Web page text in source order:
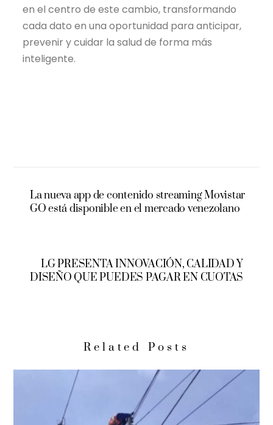
en el centro de este cambio, transformando
cada dato en una oportunidad para anticipar,
prevenir y cuidar la salud de forma más
inteligente.
La nueva app de contenido streaming Movistar
GO está disponible en el mercado venezolano
LG PRESENTA INNOVACIÓN, CALIDAD Y
DISEÑO QUE PUEDES PAGAR EN CUOTAS
Related Posts